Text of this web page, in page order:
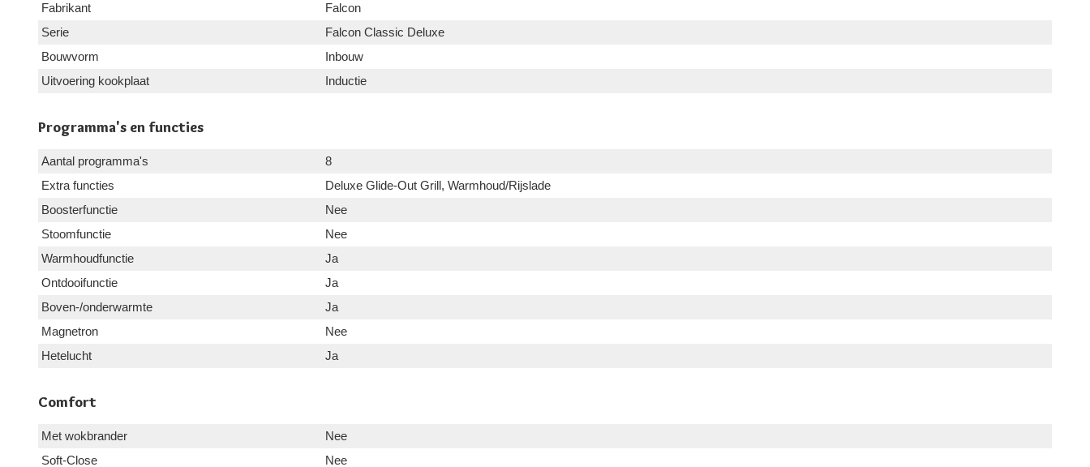
Fabrikant
Falcon
Serie
Falcon Classic Deluxe
Bouwvorm
Inbouw
Uitvoering kookplaat
Inductie
Programma's en functies
Aantal programma's
8
Extra functies
Deluxe Glide-Out Grill, Warmhoud/Rijslade
Boosterfunctie
Nee
Stoomfunctie
Nee
Warmhoudfunctie
Ja
Ontdooifunctie
Ja
Boven-/onderwarmte
Ja
Magnetron
Nee
Hetelucht
Ja
Comfort
Met wokbrander
Nee
Soft-Close
Nee